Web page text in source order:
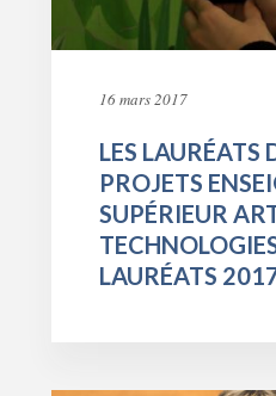
16 mars 2017
LES LAURÉATS
PROJETS
SUPÉRIEUR
LAURÉATS